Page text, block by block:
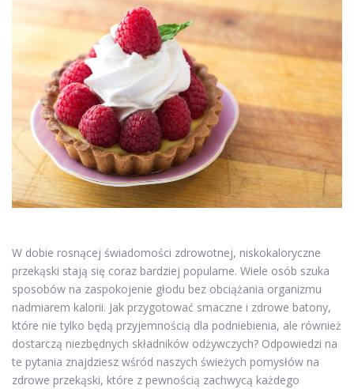
W dobie rosnącej świadomości zdrowotnej, niskokaloryczne
przekąski stają się coraz bardziej popularne. Wiele osób szuka
sposobów na zaspokojenie głodu bez obciążania organizmu
nadmiarem kalorii. Jak przygotować smaczne i zdrowe batony,
które nie tylko będą przyjemnością dla podniebienia, ale również
dostarczą niezbędnych składników odżywczych? Odpowiedzi na
te pytania znajdziesz wśród naszych świeżych pomysłów na
zdrowe przekąski, które z pewnością zachwycą każdego